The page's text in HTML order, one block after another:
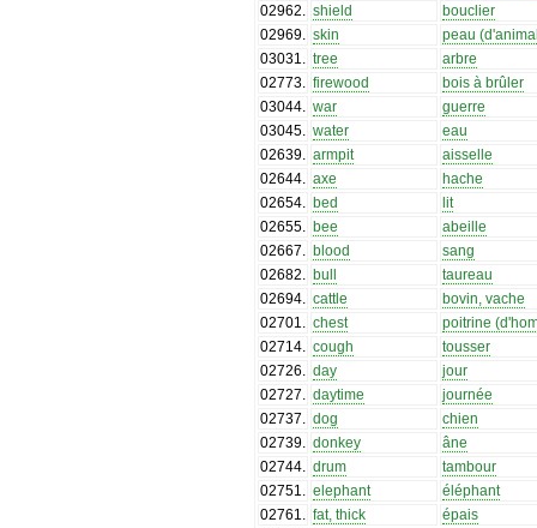
02962
shield
bouclier
02969
skin
peau
03031
tree
arbre
02773
firewood
bois à brûler
03044
war
guerre
03045
water
eau
02639
armpit
aisselle
02644
axe
hache
02654
bed
lit
02655
bee
abeille
02667
blood
sang
02682
bull
taureau
02694
cattle
bovin, vache
02701
chest
poitrine
02714
cough
tousser
02726
day
jour
02727
daytime
journée
02737
dog
chien
02739
donkey
âne
02744
drum
tambour
02751
elephant
éléphant
02761
fat, thick
épais